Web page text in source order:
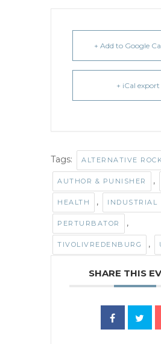
+ Add to Google
+ iCal export
Tags: ALTERNATIVE
AUTHOR & PUNISHER ,
HEALTH , INDUSTRIAL
PERTURBATOR ,
TIVOLIVREDENBURG ,
SHARE THIS